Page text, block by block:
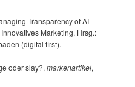
Transparency of AI-
Marketing, Hrsg.:
(digital first).
oder slay?,markenartikel,